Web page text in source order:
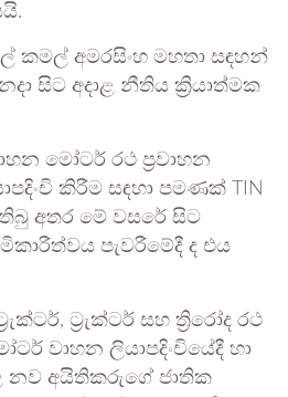
කමල් අමරසිංහ මහතා සඳහන්
සිට අදාළ නීතිය ක්‍රියාත්මක
මෝටර් රථ ප්‍රවාහන
කිරීම සඳහා පමණක් TIN
අතර මේ වසරේ සිට
පැවරීමේදී ද එය
ට්‍රැක්ටර් සහ ත්‍රිරෝද රථ
වාහන ලියාපදිංචියේදී හා
නව අයිතිකරුගේ ජාතික